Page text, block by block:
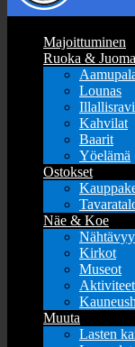
Majoittuminen
Ruoka & Juoma
Lounas
Kahvilat
Baarit
Yöelämä
Ostokset
Näe & Koe
Kirkot
Museot
Muuta
Lasten